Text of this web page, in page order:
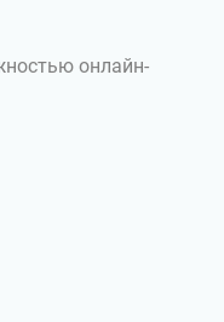
онлайн-